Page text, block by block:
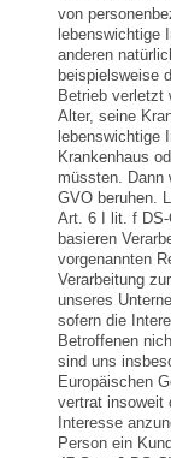
von
lebenswichtige
anderen
beispielsweise
Betrieb verletzt
Alter, seine
lebenswichtige
Krankenhaus
müssten. Dann
GVO beruhen.
Art. 6 I lit. f DS-
basieren
vorgenannten
Verarbeitung
unseres
sofern die
Betroffenen
sind uns
Europäischen
vertrat insoweit
Interesse
Person ein